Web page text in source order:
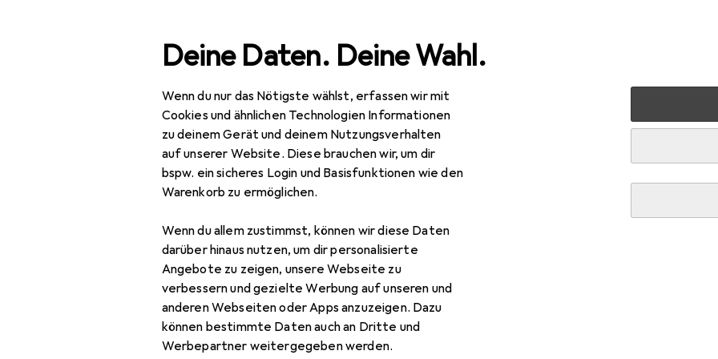
Deine Daten. Deine Wahl.
Wenn du nur das Nötigste wählst, erfassen wir mit
Cookies und ähnlichen Technologien Informationen
zu deinem Gerät und deinem Nutzungsverhalten
auf unserer Website. Diese brauchen wir, um dir
bspw. ein sicheres Login und Basisfunktionen wie den
Warenkorb zu ermöglichen.
Wenn du allem zustimmst, können wir diese Daten
darüber hinaus nutzen, um dir personalisierte
Angebote zu zeigen, unsere Webseite zu
verbessern und gezielte Werbung auf unseren und
anderen Webseiten oder Apps anzuzeigen. Dazu
können bestimmte Daten auch an Dritte und
Werbepartner weitergegeben werden.
Navigation nach Kategorien Gesamtsortiment IT + Multimedia Foto + Video
Sony E, Vollformat